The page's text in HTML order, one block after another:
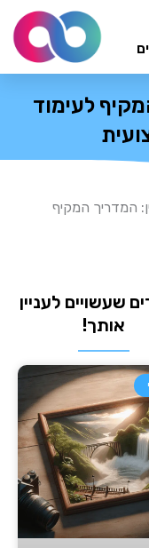
לעימוד
המדריך המקיף
שעשויים לעניין
אותך!